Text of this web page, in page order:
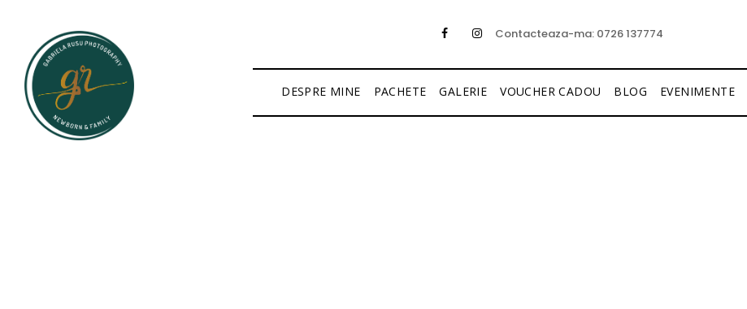
Contacteaza-ma: 0726 137774
DESPRE MINE PACHETE GALERIE VOUCHER CADOU BLOG EVENIMENTE